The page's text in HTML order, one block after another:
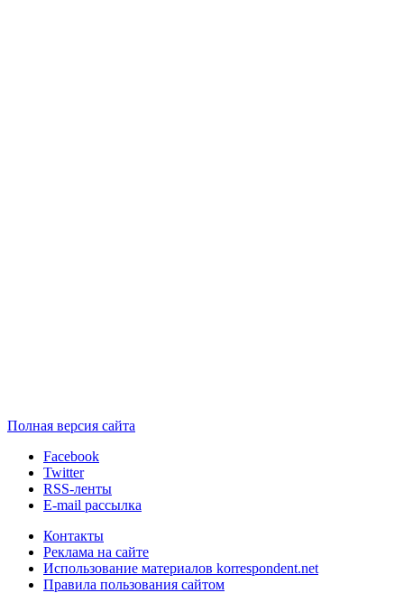
Полная версия сайта
Facebook
Twitter
RSS-ленты
E-mail рассылка
Контакты
Реклама на сайте
Использование материалов korrespondent.net
Правила пользования сайтом